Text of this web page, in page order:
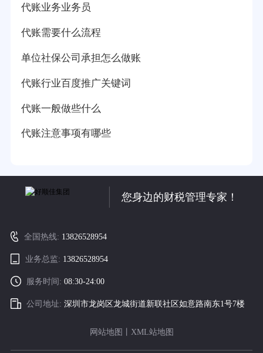
代账业务业务员
代账需要什么流程
单位社保公司承担怎么做账
代账行业百度推广关键词
代账一般做些什么
代账注意事项有哪些
您身边的财税管理专家！
全国热线: 13826528954
业务总监: 13826528954
服务时间:08:30-24:00
公司地址:深圳市龙岗区龙城街道新联社区如意路南东1号7楼
网站地图 XML站地图